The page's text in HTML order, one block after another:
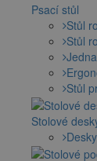
Psací stůl
Stůl
Stůl
Stůl
Stolové